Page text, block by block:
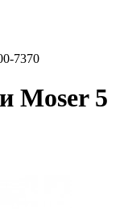
7370
Moser 5